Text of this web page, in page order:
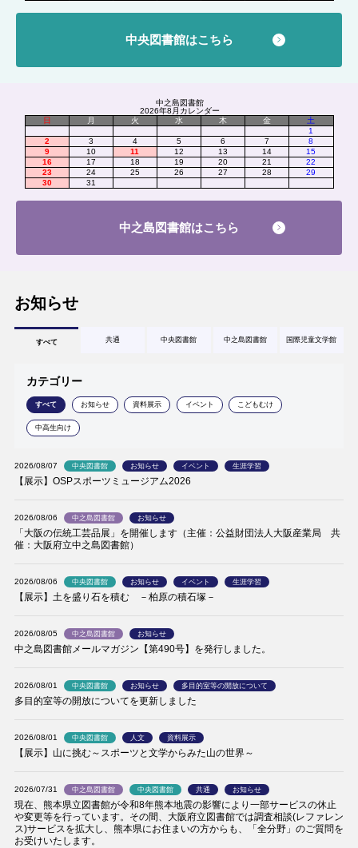
中央図書館はこちら
中之島図書館
2026年8月カレンダー
日
月 火 水 木 金
土
1
2
3 4 5 6 7
8
9
10 11 12 13 14
15
16
17 18 19 20 21
22
23
24 25 26 27 28
29
30
31
中之島図書館はこちら
お知らせ
すべて 共通 中央図書館 中之島図書館 国際児童文学館
カテゴリー
すべて お知らせ 資料展示 イベント こどもむけ
中高生向け
2026/08/07 中央図書館 お知らせ イベント 生涯学習
【展示】OSPスポーツミュージアム2026
2026/08/06 中之島図書館 お知らせ
「大阪の伝統工芸品展」を開催します（主催：公益財団法人大阪産業局 共
催：大阪府立中之島図書館）
2026/08/06 中央図書館 お知らせ イベント 生涯学習
【展示】土を盛り石を積む －柏原の積石塚－
2026/08/05 中之島図書館 お知らせ
中之島図書館メールマガジン【第490号】を発行しました。
2026/08/01 中央図書館 お知らせ 多目的室等の開放について
多目的室等の開放についてを更新しました
2026/08/01 中央図書館 人文 資料展示
【展示】山に挑む～スポーツと文学からみた山の世界～
2026/07/31 中之島図書館 中央図書館 共通 お知らせ
現在、熊本県立図書館が令和8年熊本地震の影響により一部サービスの休止
や変更等を行っています。その間、大阪府立図書館では調査相談(レファレン
ス)サービスを拡大し、熊本県にお住まいの方からも、「全分野」のご質問を
お受けいたします。